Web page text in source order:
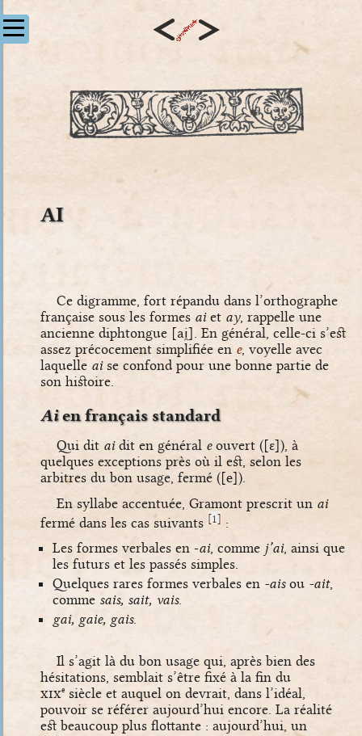
AI
Ce digramme, fort répandu dans l’orthographe
française sous les formes aiet ay, rappelle une
ancienne diphtongue [ai̯] . En général, celle-ci s’est
assez précocement simplifiée en e, voyelle avec
laquelle aise confond pour une bonne partie de
son histoire.
Aien français standard
Qui dit aidit en général eouvert ([ɛ]), à
quelques exceptions près où il est, selon les
arbitres du bon usage, fermé ([e]).
En syllabe accentuée, Gramont prescrit un ai
fermé dans les cas suivants [1] :
Les formes verbales en -ai, comme j’ai, ainsi que
les futurs et les passés simples.
Quelques rares formes verbales en -aisou -ait,
comme sais, sait, vais.
gai, gaie, gais.
Il s’agit là du bon usage qui, après bien des
hésitations, semblait s’être fixé à la fin du
xixe siècle et auquel on devrait, dans l’idéal,
pouvoir se référer aujourd’hui encore. La réalité
est beaucoup plus flottante : aujourd’hui, un